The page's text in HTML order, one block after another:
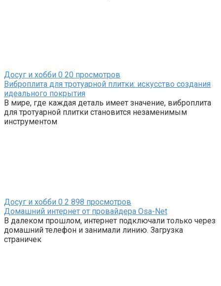
Досуг и хобби 0 20 просмотров
Виброплита для тротуарной плитки: искусство создания
идеального покрытия
В мире, где каждая деталь имеет значение, виброплита
для тротуарной плитки становится незаменимым
инструментом
Досуг и хобби 0 2 898 просмотров
Домашний интернет от провайдера Osa-Net
В далеком прошлом, интернет подключали только через
домашний телефон и занимали линию. Загрузка
страничек